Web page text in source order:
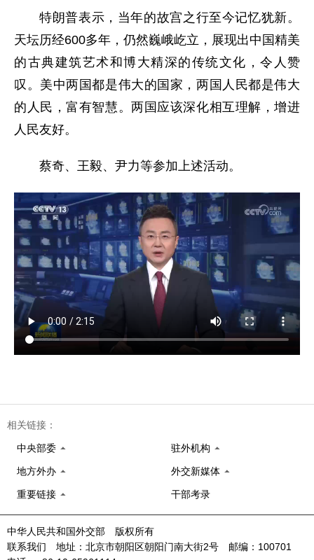
特朗普表示，当年的故宫之行至今记忆犹新。
天坛历经600多年，仍然巍峨屹立，展现出中国精美
的古典建筑艺术和博大精深的传统文化，令人赞
叹。美中两国都是伟大的国家，两国人民都是伟大
的人民，富有智慧。两国应该深化相互理解，增进
人民友好。
蔡奇、王毅、尹力等参加上述活动。
相关链接：
中央部委 驻外机构
地方外办 外交新媒体
重要链接 干部考录
中华人民共和国外交部 版权所有
联系我们 地址：北京市朝阳区朝阳门南大街2号 邮编：100701